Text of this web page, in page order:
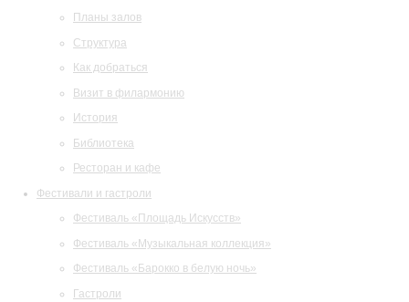
Планы залов
Структура
Как добраться
Визит в филармонию
История
Библиотека
Ресторан и кафе
Фестивали и гастроли
Фестиваль «Площадь Искусств»
Фестиваль «Музыкальная коллекция»
Фестиваль «Барокко в белую ночь»
Гастроли